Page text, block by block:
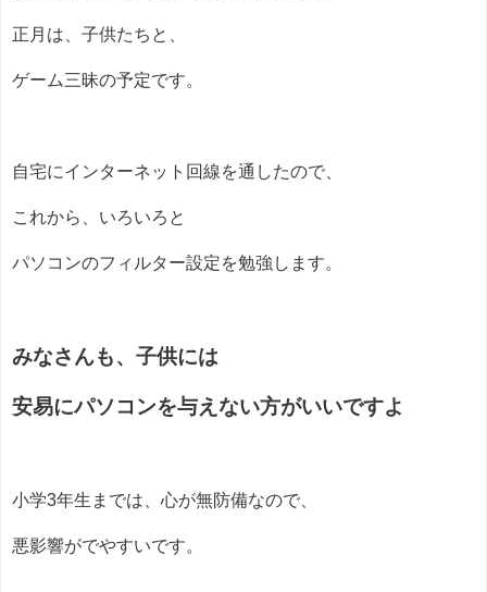
正月は、子供たちと、
ゲーム三昧の予定です。
自宅にインターネット回線を通したので、
これから、いろいろと
パソコンのフィルター設定を勉強します。
みなさんも、子供には
安易にパソコンを与えない方がいいですよ
小学3年生までは、心が無防備なので、
悪影響がでやすいです。